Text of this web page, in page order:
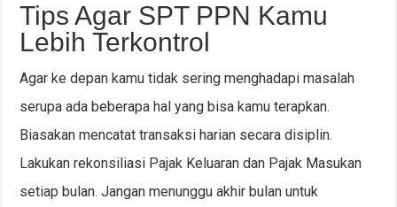
Tips Agar SPT PPN Kamu
Lebih Terkontrol
Agar ke depan kamu tidak sering menghadapi masalah
serupa ada beberapa hal yang bisa kamu terapkan.
Biasakan mencatat transaksi harian secara disiplin.
Lakukan rekonsiliasi Pajak Keluaran dan Pajak Masukan
setiap bulan. Jangan menunggu akhir bulan untuk